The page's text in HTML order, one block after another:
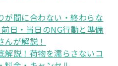
が間に合わない・終わらな
日・当日のNG行動と準備
が解説！
解説！荷物を濡らさないコ